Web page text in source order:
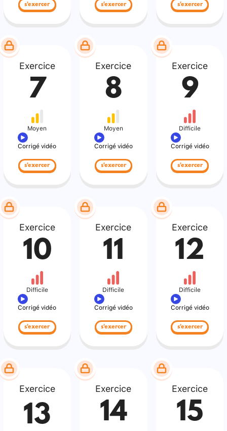
s'exercer s'exercer s'exercer
Exercice
7
Moyen
Corrigé vidéo
s'exercer
Exercice
8
Moyen
Corrigé vidéo
s'exercer
Exercice
9
Difficile
Corrigé vidéo
s'exercer
Exercice
10
Difficile
Corrigé vidéo
s'exercer
Exercice
11
Difficile
Corrigé vidéo
s'exercer
Exercice
12
Difficile
Corrigé vidéo
s'exercer
Exercice
13
Exercice
14
Exercice
15